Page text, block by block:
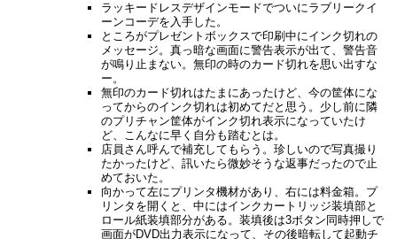
ラッキードレスデザインモードでついにラブリークイ
ーンコーデを入手した。
ところがプレゼントボックスで印刷中にインク切れの
メッセージ。真っ暗な画面に警告表示が出て、警告音
が鳴り止まない。無印の時のカード切れを思い出すな
ー。
無印のカード切れはたまにあったけど、今の筐体にな
ってからのインク切れは初めてだと思う。少し前に隣
のプリチャン筐体がインク切れ表示になっていたけ
ど、こんなに早く自分も踏むとは。
店員さん呼んで補充してもらう。珍しいので写真撮り
たかったけど、訊いたら微妙そうな返事だったので止
めておいた。
向かって左にプリンタ機材があり、右には料金箱。プ
リンタを開くと、中にはインクカートリッジ装填部と
ロール紙装填部分がある。装填後は3ボタン同時押しで
画面がDVD出力表示になって、その後暗転して起動チ